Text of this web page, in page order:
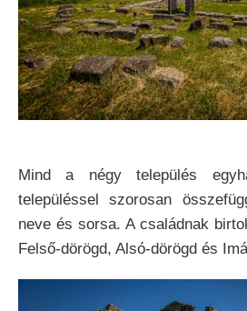
Mind a négy település
településsel szorosan
neve és sorsa. A családnak
Felső-dörögd, Alsó-dörögd és